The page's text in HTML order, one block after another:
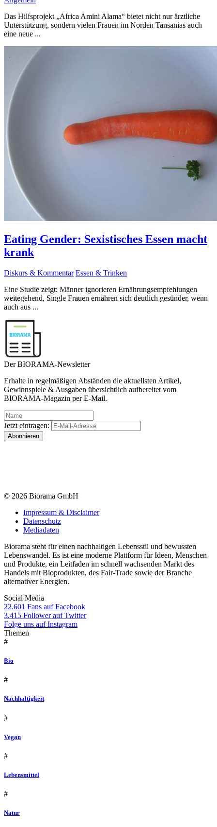
Das Hilfsprojekt „Africa Amini Alama“ bietet nicht nur ärztliche
Unterstützung, sondern vielen Frauen im Norden Tansanias auch
eine neue ...
Eating Gender: Sexistisches Essen macht
krank
Diskurs & Kommentar Essen & Trinken
Eine Studie zeigt: Männer ignorieren Ernährungsempfehlungen
weitegehend, Single Frauen ernähren sich deutlich gesünder, wenn
auch aus ...
Der BIORAMA-Newsletter
Erhalte in regelmäßigen Abständen die aktuellsten Artikel,
Gewinnspiele & Ausgaben übersichtlich aufbereitet vom
BIORAMA-Magazin per E-Mail.
Jetzt eintragen:
© 2026 Biorama GmbH
Impressum & Disclaimer
Datenschutz
Mediadaten
Biorama steht für einen nachhaltigen Lebensstil und bewussten
Lebenswandel. Es ist eine moderne Plattform für Ideen, Menschen
und Produkte, ein Leitfaden im schnell wachsenden Markt des
Handels mit Bioprodukten, des Fair-Trade sowie der Branche
alternativer Energien.
Social Media
22.601 Fans auf Facebook
3.415 Follower auf Twitter
Folge uns auf Instagram
Themen
#
Bio
#
Nachhaltigkeit
#
Vegan
#
Lebensmittel
#
Natur